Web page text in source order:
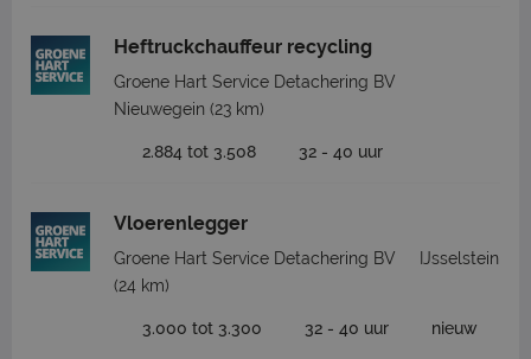
Heftruckchauffeur recycling
Groene Hart Service Detachering BV
Nieuwegein (23 km)
2.884 tot 3.508 32 - 40 uur
Vloerenlegger
Groene Hart Service Detachering BV
IJsselstein
(24 km)
3.000 tot 3.300 32 - 40 uur nieuw